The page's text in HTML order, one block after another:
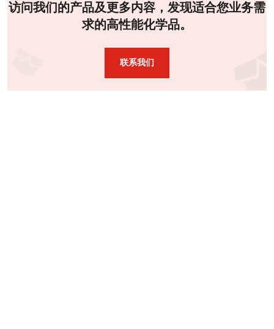
访问我们的产品及更多内容，发现适合您业务需
求的高性能化学品。
联系我们